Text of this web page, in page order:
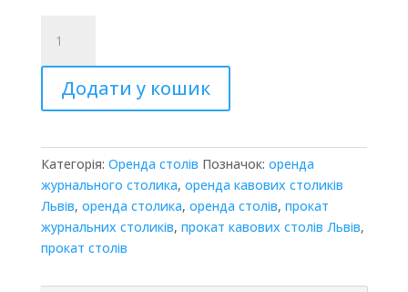
столик
“Лаккі”
кількість
Додати у кошик
Категорія: Оренда столів Позначок: оренда
журнального столика, оренда кавових столиків
Львів, оренда столика, оренда столів, прокат
журнальних столиків, прокат кавових столів Львів,
прокат столів